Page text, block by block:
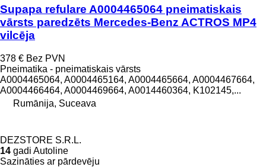
Supapa refulare A0004465064 pneimatiskais
vārsts paredzēts Mercedes-Benz ACTROS MP4
vilcēja
378 € Bez PVN
Pneimatika - pneimatiskais vārsts
A0004465064, A0004465164, A0004465664, A0004467664,
A0004466464, A0004469664, A0014460364, K102145,...
Rumānija, Suceava
DEZSTORE S.R.L.
14 gadi Autoline
Sazināties ar pārdevēju